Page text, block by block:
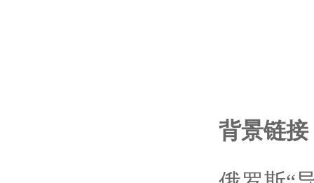
背景链接